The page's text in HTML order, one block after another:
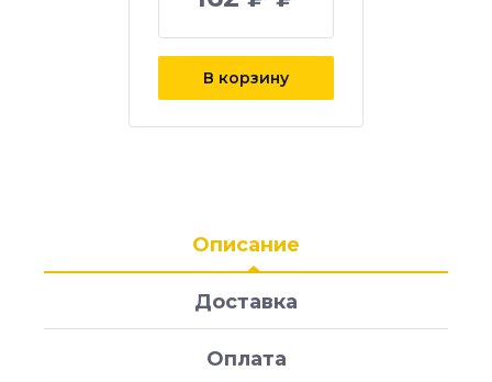
В корзину
Описание
Доставка
Оплата